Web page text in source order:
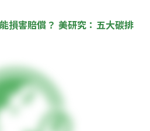
損害賠償？ 美研究：五大碳排